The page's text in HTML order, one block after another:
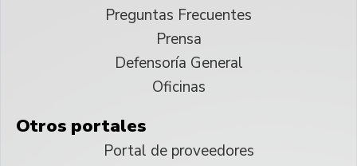
Preguntas Frecuentes
Prensa
Defensoría General
Oficinas
Otros portales
Portal de proveedores